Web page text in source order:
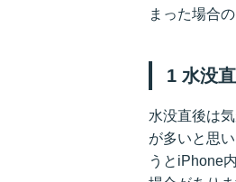
まった場合
1 水没
水没直後は
が多いと思
うとiPhone